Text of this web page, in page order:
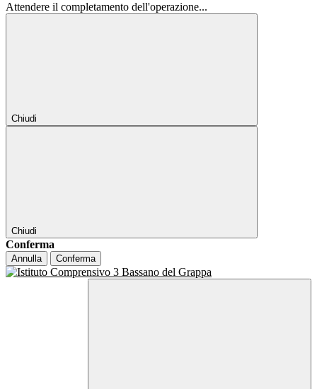
Attendere il completamento dell'operazione...
Chiudi
Chiudi
Conferma
Annulla Conferma